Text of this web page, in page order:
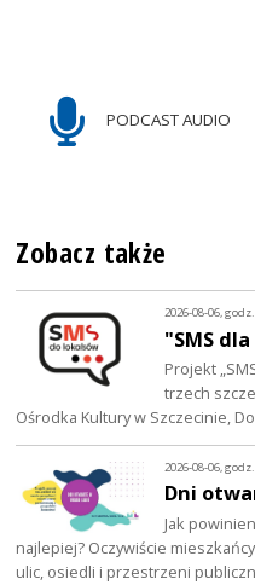
PODCAST AUDIO
Zobacz także
2026-08-06,
"SMS
Projekt
trzech
Ośrodka Kultury w Szczecinie,
2026-08-06,
Dni
Jak
najlepiej? Oczywiście
ulic, osiedli i przestrzeni